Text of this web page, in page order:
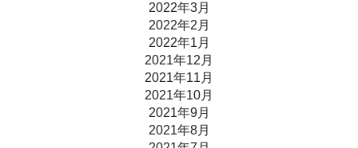
2022年3月
2022年2月
2022年1月
2021年12月
2021年11月
2021年10月
2021年9月
2021年8月